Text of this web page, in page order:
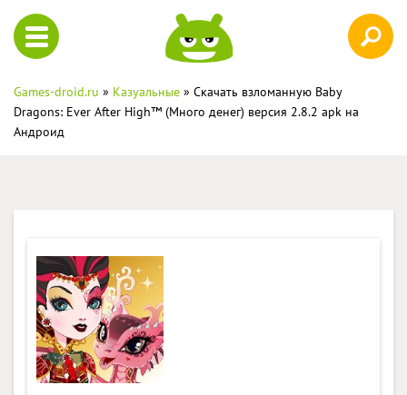
Games-droid.ru » Казуальные » Скачать взломанную Baby
Dragons: Ever After High™ (Много денег) версия 2.8.2 apk на
Андроид